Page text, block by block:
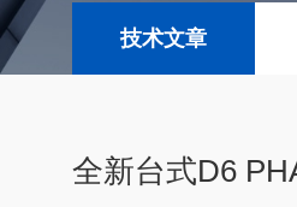
技术文章
全新台式D6